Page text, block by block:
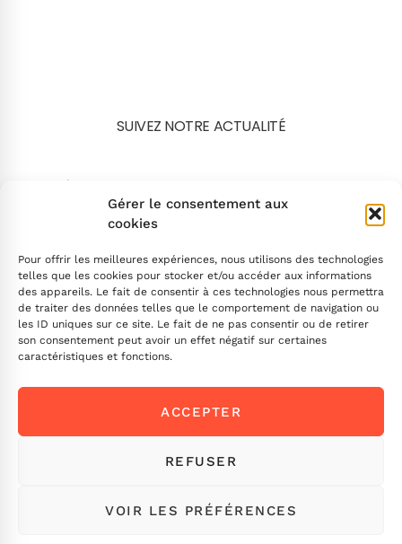
Gérer le consentement aux
cookies
Pour offrir les meilleures expériences, nous utilisons des technologies
telles que les cookies pour stocker et/ou accéder aux informations
des appareils. Le fait de consentir à ces technologies nous permettra
de traiter des données telles que le comportement de navigation ou
les ID uniques sur ce site. Le fait de ne pas consentir ou de retirer
son consentement peut avoir un effet négatif sur certaines
caractéristiques et fonctions.
ACCEPTER
REFUSER
VOIR LES PRÉFÉRENCES
SUIVEZ NOTRE ACTUALITÉ
Search
INSCRIVEZ-VOUS
Envoyez-nous un message
Ou appelez-nousICI